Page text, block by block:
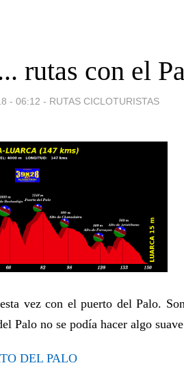
rutas con el
- 06:12 - RUTAS CICLOTURISTAS
vez con el puerto del Palo.
Palo no se podía hacer algo
DEL PALO